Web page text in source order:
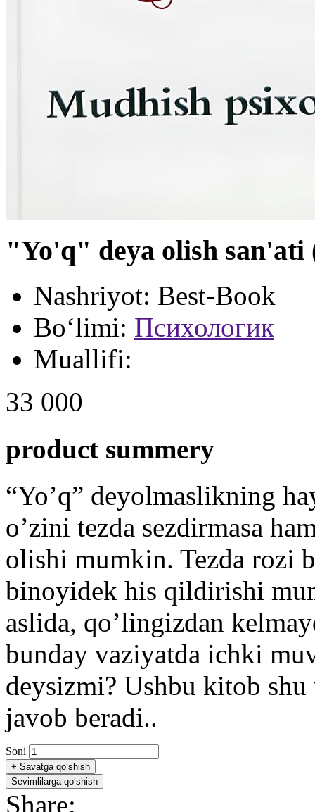
"Yo'q" deya olish san'ati
Nashriyot: Best-Book
Bo‘limi: Психологик
Muallifi:
33 000
product summery
“Yo’q” deyolmaslikning
o’zini tezda sezdirmasa
olishi mumkin. Tezda rozi
binoyidek his qildirishi
aslida, qo’lingizdan
bunday vaziyatda ichki
deysizmi? Ushbu kitob
javob beradi..
Soni
+ Savatga qo‘shish
Sevimlilarga qo‘shish
Share: